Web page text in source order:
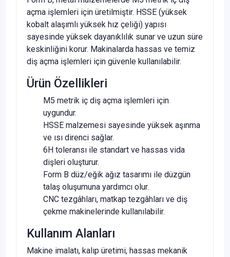
açma işlemleri için üretilmiştir. HSSE (yüksek
kobalt alaşımlı yüksek hız çeliği) yapısı
sayesinde yüksek dayanıklılık sunar ve uzun süre
keskinliğini korur. Makinalarda hassas ve temiz
diş açma işlemleri için güvenle kullanılabilir.
Ürün Özellikleri
M5 metrik iç diş açma işlemleri için
uygundur.
HSSE malzemesi sayesinde yüksek aşınma
ve ısı direnci sağlar.
6H toleransı ile standart ve hassas vida
dişleri oluşturur.
Form B düz/eğik ağız tasarımı ile düzgün
talaş oluşumuna yardımcı olur.
CNC tezgâhları, matkap tezgâhları ve diş
çekme makinelerinde kullanılabilir.
Kullanım Alanları
Makine imalatı, kalıp üretimi, hassas mekanik